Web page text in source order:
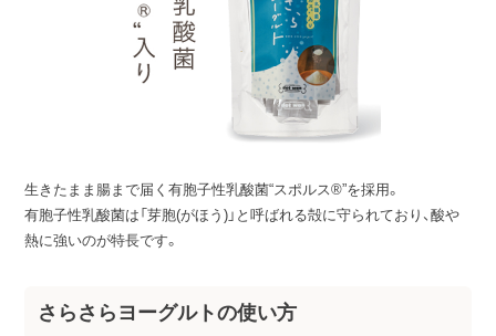
生きたまま腸まで届く有胞子性乳酸菌“スポルス®”を採用。
有胞子性乳酸菌は「芽胞(がほう)」と呼ばれる殻に守られており、酸や
熱に強いのが特長です。
さらさらヨーグルトの使い方